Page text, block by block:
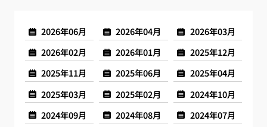
2026年06月 2026年04月
2026年03月
2026年02月
2026年01月
2025年12月
2025年11月
2025年06月
2025年04月
2025年03月
2025年02月
2024年10月
2024年09月
2024年08月
2024年07月